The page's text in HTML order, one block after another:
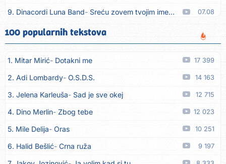
9. Dinacordi Luna Band Sreću zovem tvojim imenom (feat. Kristina Smetko) 07.08
10. Dinacordi Luna Band Tamburaši (feat. Kristina Smetko)
11. Dinacordi Luna Band Tvoja šutnja (feat. Kristina Smetko) 07.08
12. Tamara Brusić Neću kuhat´, neću prat´ 07.08
13. Grupa TNT Rijeka Via Roma, nikad doma 07.08
14. Zaim Imamović Kada moja mladost prođe 07.08
15. Azra Husarkić Do zadnje kapi 07.08
16. Dinacordi Luna Band 07.08
17. Pet za 5 Pozdravi mi Stubicu 07.08
100 popularnih tekstova
1. Mitar Mirić Dotakni me 17 399
2. Adi Lombardy O.S.D.S. 14 163
3. Jelena Karleuša Sad je sve okej 12 715
4. Dino Merlin Zbog tebe 12 023
5. Mile Delija Oras 10 251
6. Halid Bešlić Crna ruža 9 197